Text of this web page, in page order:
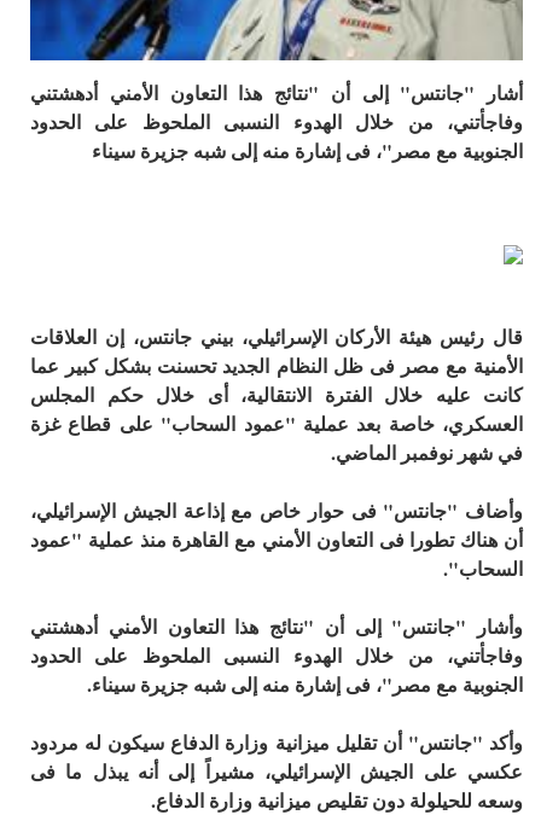
إلى أن "نتائج هذا التعاون الأمني أدهشتني
من خلال الهدوء النسبى الملحوظ على الحدود
مصر"، فى إشارة منه إلى شبه جزيرة سيناء
الأركان الإسرائيلي، بيني جانتس، إن العلاقات
مصر فى ظل النظام الجديد تحسنت بشكل كبير عما
خلال الفترة الانتقالية، أى خلال حكم المجلس
خاصة بعد عملية "عمود السحاب" على قطاع غزة
الماضي.
فى حوار خاص مع إذاعة الجيش الإسرائيلي،
فى التعاون الأمني مع القاهرة منذ عملية "عمود
إلى أن "نتائج هذا التعاون الأمني أدهشتني
من خلال الهدوء النسبى الملحوظ على الحدود
مصر"، فى إشارة منه إلى شبه جزيرة سيناء.
أن تقليل ميزانية وزارة الدفاع سيكون له مردود
الإسرائيلي، مشيراً إلى أنه يبذل ما فى
دون تقليص ميزانية وزارة الدفاع.